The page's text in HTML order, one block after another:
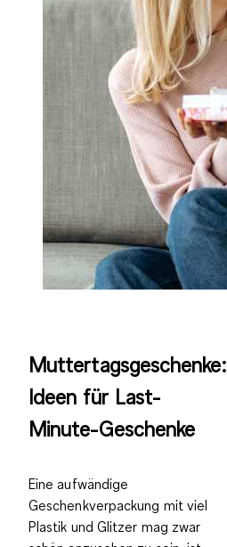
Muttertagsgeschenke:
Ideen für Last-
Minute-Geschenke
Eine aufwändige
Geschenkverpackung mit viel
Plastik und Glitzer mag zwar